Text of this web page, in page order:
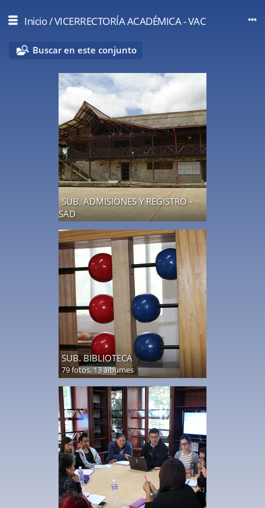
Inicio/VICERRECTORÍA ACADÉMICA - VAC
Buscar en este conjunto
SUB. ADMISIONES Y REGISTRO -
SAD
SUB. BIBLIOTECA
79 fotos,13 álbumes